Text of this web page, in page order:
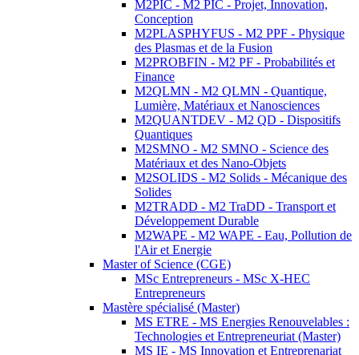
M2PIC - M2 PIC - Projet, Innovation,
Conception
M2PLASPHYFUS - M2 PPF - Physique
des Plasmas et de la Fusion
M2PROBFIN - M2 PF - Probabilités et
Finance
M2QLMN - M2 QLMN - Quantique,
Lumière, Matériaux et Nanosciences
M2QUANTDEV - M2 QD - Dispositifs
Quantiques
M2SMNO - M2 SMNO - Science des
Matériaux et des Nano-Objets
M2SOLIDS - M2 Solids - Mécanique des
Solides
M2TRADD - M2 TraDD - Transport et
Développement Durable
M2WAPE - M2 WAPE - Eau, Pollution de
l'Air et Energie
Master of Science (CGE)
MSc Entrepreneurs - MSc X-HEC
Entrepreneurs
Mastère spécialisé (Master)
MS ETRE - MS Energies Renouvelables :
Technologies et Entrepreneuriat (Master)
MS IE - MS Innovation et Entreprenariat